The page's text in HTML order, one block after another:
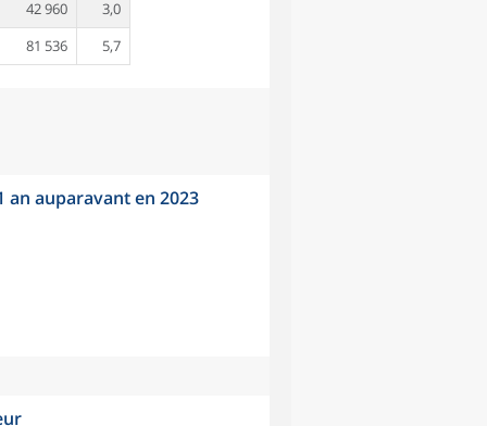
42 960
3,0
81 536
5,7
an auparavant en 2023